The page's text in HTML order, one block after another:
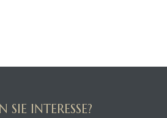
SIE INTERESSE?